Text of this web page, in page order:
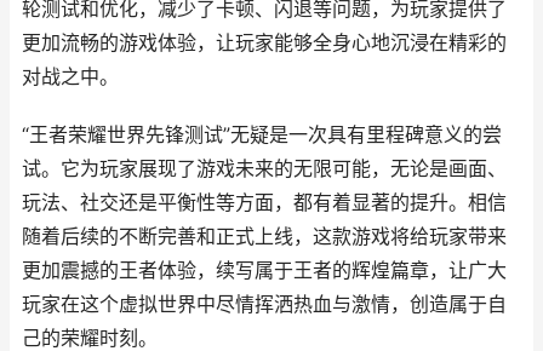
轮测试和优化，减少了卡顿、闪退等问题，为玩家提供了
更加流畅的游戏体验，让玩家能够全身心地沉浸在精彩的
对战之中。
“王者荣耀世界先锋测试”无疑是一次具有里程碑意义的尝
试。它为玩家展现了游戏未来的无限可能，无论是画面、
玩法、社交还是平衡性等方面，都有着显著的提升。相信
随着后续的不断完善和正式上线，这款游戏将给玩家带来
更加震撼的王者体验，续写属于王者的辉煌篇章，让广大
玩家在这个虚拟世界中尽情挥洒热血与激情，创造属于自
己的荣耀时刻。